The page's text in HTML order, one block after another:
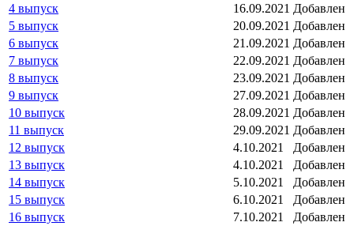
4 выпуск
16.09.2021 Добавлен
5 выпуск
20.09.2021 Добавлен
6 выпуск
21.09.2021 Добавлен
7 выпуск
22.09.2021 Добавлен
8 выпуск
23.09.2021 Добавлен
9 выпуск
27.09.2021 Добавлен
10 выпуск
28.09.2021 Добавлен
11 выпуск
29.09.2021 Добавлен
12 выпуск
4.10.2021
Добавлен
13 выпуск
4.10.2021
Добавлен
14 выпуск
5.10.2021
Добавлен
15 выпуск
6.10.2021
Добавлен
16 выпуск
7.10.2021
Добавлен